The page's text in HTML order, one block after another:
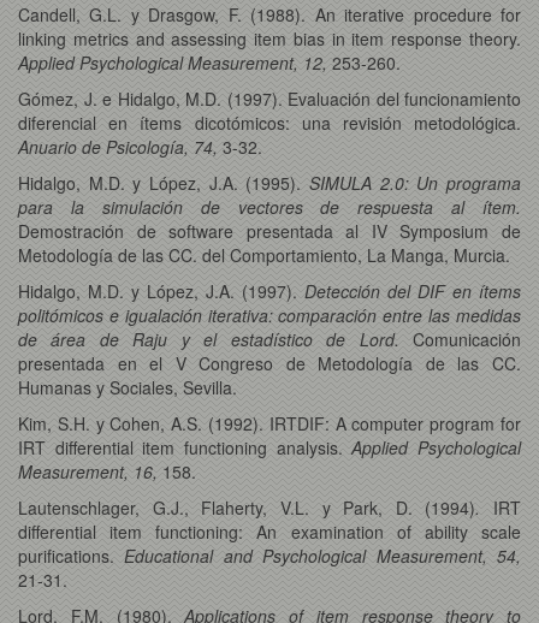
Candell, G.L. y Drasgow, F. (1988). An iterative procedure for
linking metrics and assessing item bias in item response theory.
Applied Psychological Measurement, 12, 253-260.
Gómez, J. e Hidalgo, M.D. (1997). Evaluación del funcionamiento
diferencial en ítems dicotómicos: una revisión metodológica.
Anuario de Psicología, 74, 3-32.
Hidalgo, M.D. y López, J.A. (1995). SIMULA 2.0: Un programa
para la simulación de vectores de respuesta al ítem.
Demostración de software presentada al IV Symposium de
Metodología de las CC. del Comportamiento, La Manga, Murcia.
Hidalgo, M.D. y López, J.A. (1997). Detección del DIF en ítems
politómicos e igualación iterativa: comparación entre las medidas
de área de Raju y el estadístico de Lord. Comunicación
presentada en el V Congreso de Metodología de las CC.
Humanas y Sociales, Sevilla.
Kim, S.H. y Cohen, A.S. (1992). IRTDIF: A computer program for
IRT differential item functioning analysis.Applied Psychological
Measurement, 16, 158.
Lautenschlager, G.J., Flaherty, V.L. y Park, D. (1994). IRT
differential item functioning: An examination of ability scale
purifications. Educational and Psychological Measurement, 54,
21-31.
Lord, F.M. (1980).Applications of item response theory to